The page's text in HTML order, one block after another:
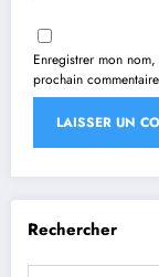
Enregistrer mon
prochain
Rechercher